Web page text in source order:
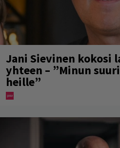
Jani Sievinen kokosi
yhteen – ”Minun
heille”